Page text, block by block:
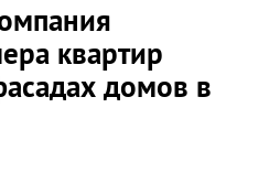
квартир
домов в